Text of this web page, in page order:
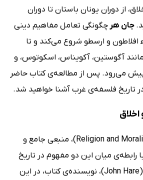
از دوران یونان باستان تا دوران
جان هرچگونگی تعامل مفاهیم دینی
افلاطون و ارسطو شروع می‌کند و تا
آگوستین، آکویناس، اسکوتوس، و
می‌رود. پس از مطالعه‌ی کتاب حاضر
در تاریخ فلسفه‌ی غرب آشنا خواهید شد.
کتاب دین و اخلاق (Religion and Morality)، منبعی جامع و
رابطه‌ی میان این دو مفهوم در تاریخ
فلسفه است. جان هر (John Hare)،‌ نویسنده‌ی کتاب، در این